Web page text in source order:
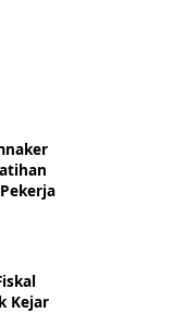
Kejar